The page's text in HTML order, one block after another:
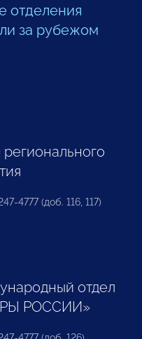
отделения
за рубежом
4777 (доб. 116, 117)
отдел
РОССИИ»